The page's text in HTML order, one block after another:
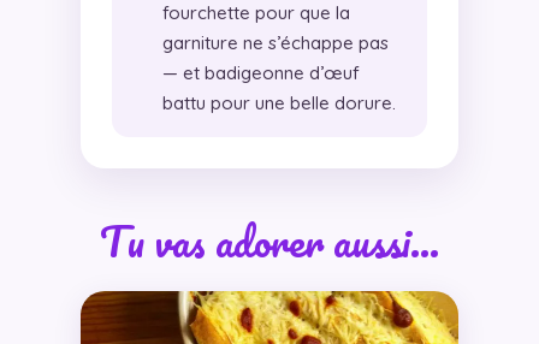
fourchette pour que la
garniture ne s’échappe pas
— et badigeonne d’œuf
battu pour une belle dorure.
Tu vas adorer aussi…